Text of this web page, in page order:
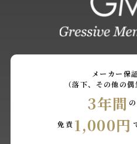
メーカー保
（落下、その他の
3年間
免責 1,000円